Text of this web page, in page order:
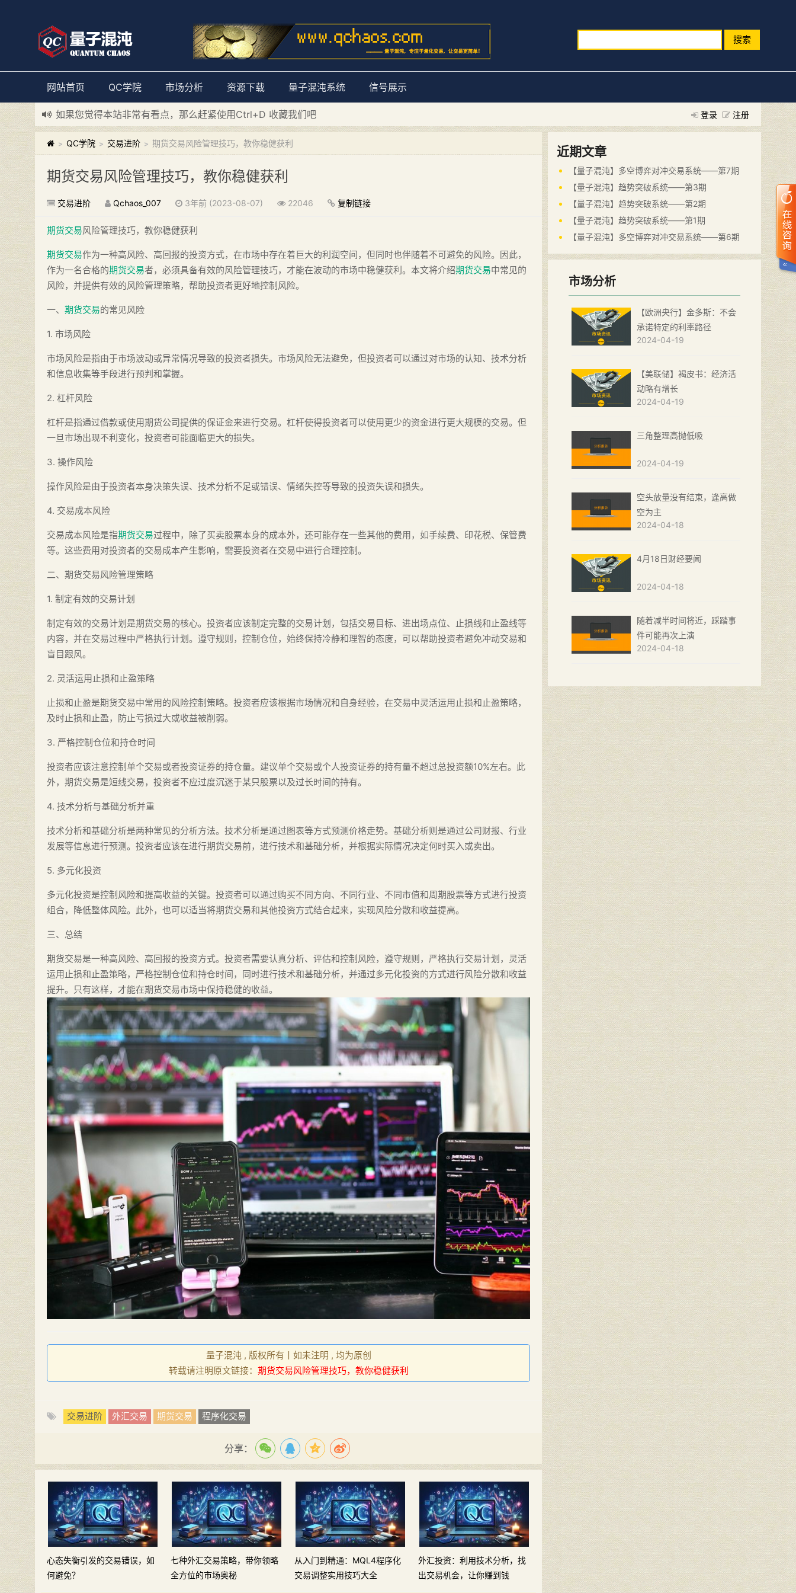
搜索
网站首页 QC学院 市场分析 资源下载 量子混沌系统 信号展示
登录 注册
如果您觉得本站非常有看点，那么赶紧使用Ctrl+D 收藏我们吧
新添加量子混沌系统板块，欢迎大家访问！---“量子混沌系统”
> QC学院 > 交易进阶 > 期货交易风险管理技巧，教你稳健获利
期货交易风险管理技巧，教你稳健获利
交易进阶 Qchaos_007 3年前 (2023-08-07) 22046 复制链接
期货交易风险管理技巧，教你稳健获利
期货交易作为一种高风险、高回报的投资方式，在市场中存在着巨大的利润空间，但同时也伴随着不可避免的风险。因此，
作为一名合格的期货交易者，必须具备有效的风险管理技巧，才能在波动的市场中稳健获利。本文将介绍期货交易中常见的
风险，并提供有效的风险管理策略，帮助投资者更好地控制风险。
一、 期货交易的常见风险
1. 市场风险
市场风险是指由于市场波动或异常情况导致的投资者损失。市场风险无法避免，但投资者可以通过对市场的认知、技术分析
和信息收集等手段进行预判和掌握。
2. 杠杆风险
杠杆是指通过借款或使用期货公司提供的保证金来进行交易。杠杆使得投资者可以使用更少的资金进行更大规模的交易。但
一旦市场出现不利变化，投资者可能面临更大的损失。
3. 操作风险
操作风险是由于投资者本身决策失误、技术分析不足或错误、情绪失控等导致的投资失误和损失。
4. 交易成本风险
交易成本风险是指期货交易过程中，除了买卖股票本身的成本外，还可能存在一些其他的费用，如手续费、印花税、保管费
等。这些费用对投资者的交易成本产生影响，需要投资者在交易中进行合理控制。
二、期货交易风险管理策略
1. 制定有效的交易计划
制定有效的交易计划是期货交易的核心。投资者应该制定完整的交易计划，包括交易目标、进出场点位、止损线和止盈线等
内容，并在交易过程中严格执行计划。遵守规则，控制仓位，始终保持冷静和理智的态度，可以帮助投资者避免冲动交易和
盲目跟风。
2. 灵活运用止损和止盈策略
止损和止盈是期货交易中常用的风险控制策略。投资者应该根据市场情况和自身经验，在交易中灵活运用止损和止盈策略，
及时止损和止盈，防止亏损过大或收益被削弱。
3. 严格控制仓位和持仓时间
投资者应该注意控制单个交易或者投资证券的持仓量。建议单个交易或个人投资证券的持有量不超过总投资额10%左右。此
外，期货交易是短线交易，投资者不应过度沉迷于某只股票以及过长时间的持有。
4. 技术分析与基础分析并重
技术分析和基础分析是两种常见的分析方法。技术分析是通过图表等方式预测价格走势。基础分析则是通过公司财报、行业
发展等信息进行预测。投资者应该在进行期货交易前，进行技术和基础分析，并根据实际情况决定何时买入或卖出。
5. 多元化投资
多元化投资是控制风险和提高收益的关键。投资者可以通过购买不同方向、不同行业、不同市值和周期股票等方式进行投资
组合，降低整体风险。此外，也可以适当将期货交易和其他投资方式结合起来，实现风险分散和收益提高。
三、总结
期货交易是一种高风险、高回报的投资方式。投资者需要认真分析、评估和控制风险，遵守规则，严格执行交易计划，灵活
运用止损和止盈策略，严格控制仓位和持仓时间，同时进行技术和基础分析，并通过多元化投资的方式进行风险分散和收益
提升。只有这样，才能在期货交易市场中保持稳健的收益。
量子混沌 , 版权所有丨如未注明 , 均为原创
转载请注明原文链接： 期货交易风险管理技巧，教你稳健获利
交易进阶 外汇交易 期货交易 程序化交易
分享：
心态失衡引发的交易错误，如
何避免？
七种外汇交易策略，带你领略
全方位的市场奥秘
从入门到精通：MQL4程序化
交易调整实用技巧大全
外汇投资：利用技术分析，找
出交易机会，让你赚到钱
近期文章
【量子混沌】多空博弈对冲交易系统——第7期
【量子混沌】趋势突破系统——第3期
【量子混沌】趋势突破系统——第2期
【量子混沌】趋势突破系统——第1期
【量子混沌】多空博弈对冲交易系统——第6期
市场分析
【欧洲央行】金多斯：不会
承诺特定的利率路径
2024-04-19
【美联储】褐皮书：经济活
动略有增长
2024-04-19
三角整理高抛低吸
2024-04-19
空头放量没有结束，逢高做
空为主
2024-04-18
4月18日财经要闻
2024-04-18
随着减半时间将近，踩踏事
件可能再次上演
2024-04-18